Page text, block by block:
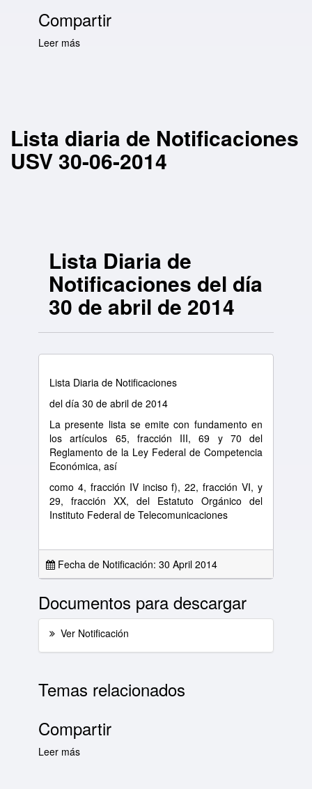
Compartir
Leer más
Lista diaria de Notificaciones
USV 30-06-2014
Lista Diaria de
Notificaciones del día
30 de abril de 2014
Lista Diaria de Notificaciones
del día 30 de abril de 2014
La presente lista se emite con fundamento en
los artículos 65, fracción III, 69 y 70 del
Reglamento de la Ley Federal de Competencia
Económica, así
como 4, fracción IV inciso f), 22, fracción VI, y
29, fracción XX, del Estatuto Orgánico del
Instituto Federal de Telecomunicaciones
Fecha de Notificación: 30 April 2014
Documentos para descargar
Ver Notificación
Temas relacionados
Compartir
Leer más